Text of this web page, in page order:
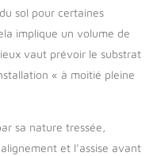
sol pour certaines
implique un volume de
vaut prévoir le substrat
« à moitié pleine
sa nature tressée,
et l’assise avant